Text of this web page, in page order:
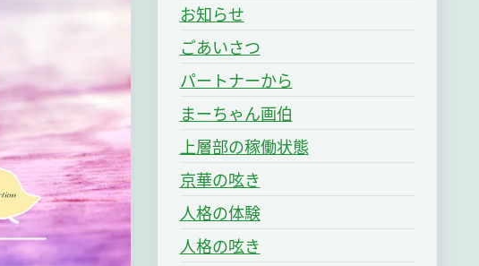
お知らせ
ごあいさつ
パートナーから
まーちゃん画伯
上層部の稼働状態
京華の呟き
人格の体験
人格の呟き